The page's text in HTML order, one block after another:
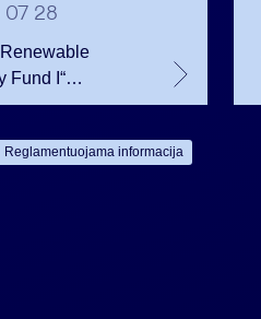
07 28
Fund I“
naują
saulės
Reglamentuojama informacija